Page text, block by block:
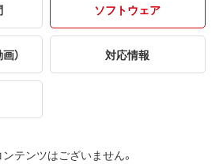
ソフトウェア
） 対応情報
テンツはございません。